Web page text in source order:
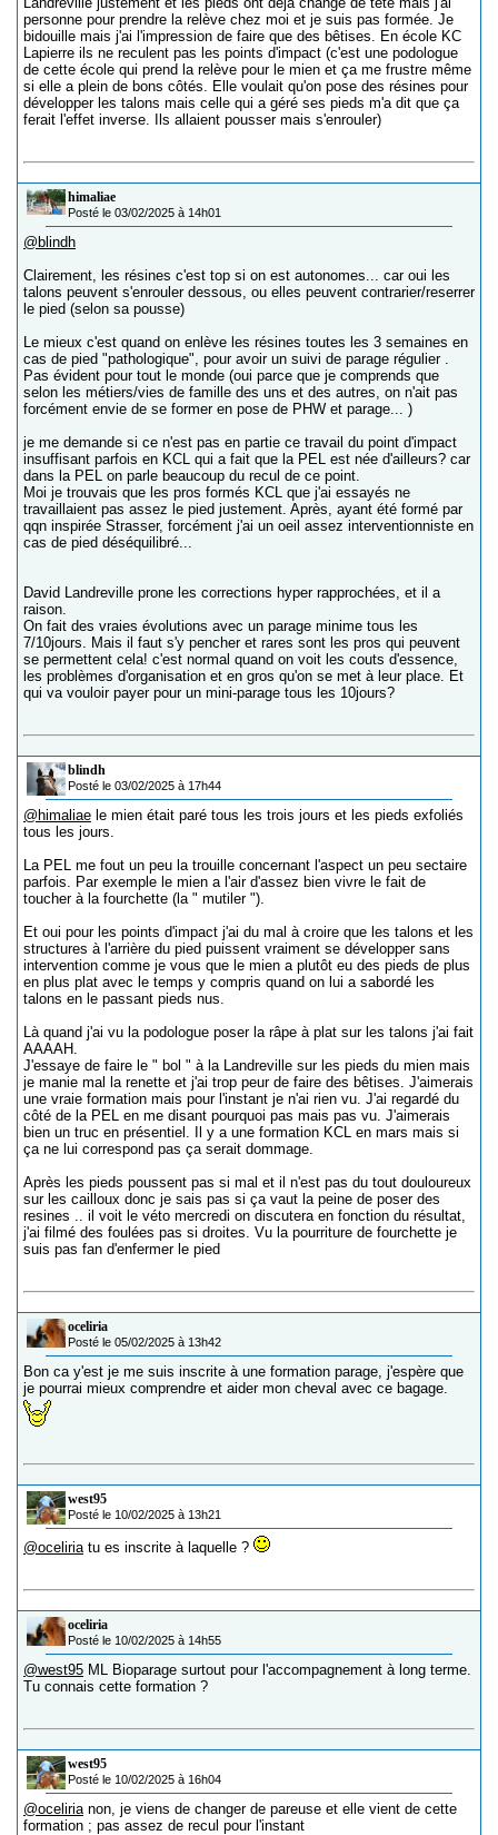
personne pour prendre la relève chez moi et je suis pas formée. Je
bidouille mais j'ai l'impression de faire que des bêtises. En école KC
Lapierre ils ne reculent pas les points d'impact (c'est une podologue
de cette école qui prend la relève pour le mien et ça me frustre même
si elle a plein de bons côtés. Elle voulait qu'on pose des résines pour
développer les talons mais celle qui a géré ses pieds m'a dit que ça
ferait l'effet inverse. Ils allaient pousser mais s'enrouler)
himaliae
Posté le 03/02/2025 à 14h01
@blindh
Clairement, les résines c'est top si on est autonomes... car oui les
talons peuvent s'enrouler dessous, ou elles peuvent contrarier/reserrer
le pied (selon sa pousse)
Le mieux c'est quand on enlève les résines toutes les 3 semaines en
cas de pied "pathologique", pour avoir un suivi de parage régulier .
Pas évident pour tout le monde (oui parce que je comprends que
selon les métiers/vies de famille des uns et des autres, on n'ait pas
forcément envie de se former en pose de PHW et parage... )
je me demande si ce n'est pas en partie ce travail du point d'impact
insuffisant parfois en KCL qui a fait que la PEL est née d'ailleurs? car
dans la PEL on parle beaucoup du recul de ce point.
Moi je trouvais que les pros formés KCL que j'ai essayés ne
travaillaient pas assez le pied justement. Après, ayant été formé par
qqn inspirée Strasser, forcément j'ai un oeil assez interventionniste en
cas de pied déséquilibré...
David Landreville prone les corrections hyper rapprochées, et il a
raison.
On fait des vraies évolutions avec un parage minime tous les
7/10jours. Mais il faut s'y pencher et rares sont les pros qui peuvent
se permettent cela! c'est normal quand on voit les couts d'essence,
les problèmes d'organisation et en gros qu'on se met à leur place. Et
qui va vouloir payer pour un mini-parage tous les 10jours?
blindh
Posté le 03/02/2025 à 17h44
@himaliae le mien était paré tous les trois jours et les pieds exfoliés
tous les jours.
La PEL me fout un peu la trouille concernant l'aspect un peu sectaire
parfois. Par exemple le mien a l'air d'assez bien vivre le fait de
toucher à la fourchette (la " mutiler ").
Et oui pour les points d'impact j'ai du mal à croire que les talons et les
structures à l'arrière du pied puissent vraiment se développer sans
intervention comme je vous que le mien a plutôt eu des pieds de plus
en plus plat avec le temps y compris quand on lui a sabordé les
talons en le passant pieds nus.
Là quand j'ai vu la podologue poser la râpe à plat sur les talons j'ai fait
AAAAH.
J'essaye de faire le " bol " à la Landreville sur les pieds du mien mais
je manie mal la renette et j'ai trop peur de faire des bêtises. J'aimerais
une vraie formation mais pour l'instant je n'ai rien vu. J'ai regardé du
côté de la PEL en me disant pourquoi pas mais pas vu. J'aimerais
bien un truc en présentiel. Il y a une formation KCL en mars mais si
ça ne lui correspond pas ça serait dommage.
Après les pieds poussent pas si mal et il n'est pas du tout douloureux
sur les cailloux donc je sais pas si ça vaut la peine de poser des
resines .. il voit le véto mercredi on discutera en fonction du résultat,
j'ai filmé des foulées pas si droites. Vu la pourriture de fourchette je
suis pas fan d'enfermer le pied
oceliria
Posté le 05/02/2025 à 13h42
Bon ca y'est je me suis inscrite à une formation parage, j'espère que
je pourrai mieux comprendre et aider mon cheval avec ce bagage.
west95
Posté le 10/02/2025 à 13h21
@oceliria tu es inscrite à laquelle ?
oceliria
Posté le 10/02/2025 à 14h55
@west95 ML Bioparage surtout pour l'accompagnement à long terme.
Tu connais cette formation ?
west95
Posté le 10/02/2025 à 16h04
@oceliria non, je viens de changer de pareuse et elle vient de cette
formation ; pas assez de recul pour l'instant